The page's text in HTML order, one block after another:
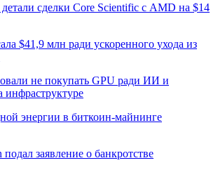
сделки Core Scientific с AMD на $14
$41,9 млн ради ускоренного ухода из
не покупать GPU ради ИИ и
инфраструктуре
энергии в биткоин-майнинге
заявление о банкротстве